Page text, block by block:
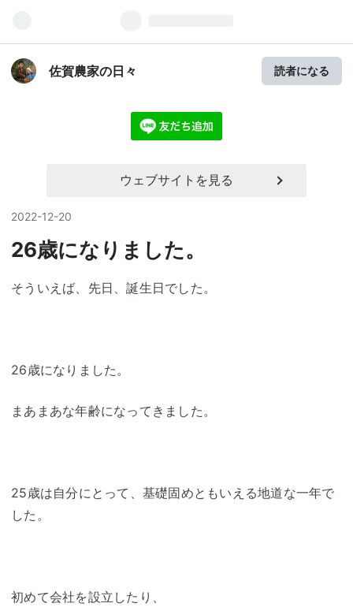
佐賀農家の日々 読者になる
ウェブサイトを見る
2022-12-20
26歳になりました。
そういえば、先日、誕生日でした。
26歳になりました。
まあまあな年齢になってきました。
25歳は自分にとって、基礎固めともいえる地道な一年で
した。
初めて会社を設立したり、